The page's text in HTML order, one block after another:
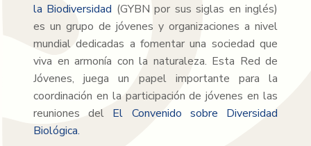
la Biodiversidad (GYBN por sus siglas en inglés)
es un grupo de jóvenes y organizaciones a nivel
mundial dedicadas a fomentar una sociedad que
viva en armonía con la naturaleza. Esta Red de
Jóvenes, juega un papel importante para la
coordinación en la participación de jóvenes en las
reuniones del El Convenido sobre Diversidad
Biológica.